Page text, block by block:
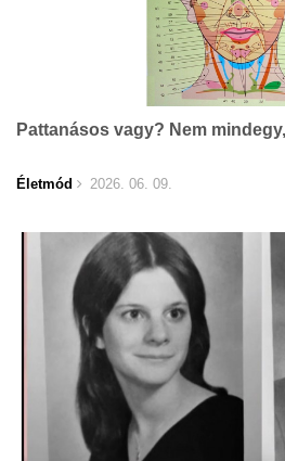
Pattanásos vagy? Nem
Életmód 2026. 06. 09.